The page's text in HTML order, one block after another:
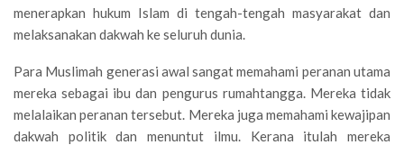
menerapkan hukum Islam di tengah-tengah masyarakat dan
melaksanakan dakwah ke seluruh dunia.
Para Muslimah generasi awal sangat memahami peranan utama
mereka sebagai ibu dan pengurus rumahtangga. Mereka tidak
melalaikan peranan tersebut. Mereka juga memahami kewajipan
dakwah politik dan menuntut ilmu. Kerana itulah mereka